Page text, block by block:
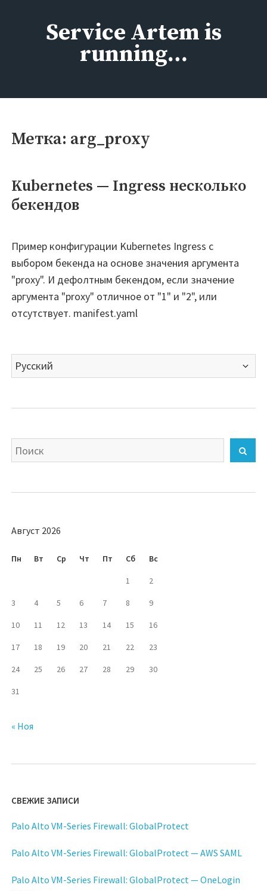
содержимомуService Artem is
running…
Метка: arg_proxy
Kubernetes — Ingress несколько
бекендов
Пример конфигурации Kubernetes Ingress с
выбором бекенда на основе значения аргумента
"proxy". И дефолтным бекендом, если значение
аргумента "proxy" отличное от "1" и "2", или
отсутствует. manifest.yaml
Выбрать
язык
Искать
Август 2026
Пн Вт Ср Чт Пт Сб Вс
1 2
3 4 5 6 7 8 9
10 11 12 13 14 15 16
17 18 19 20 21 22 23
24 25 26 27 28 29 30
31
« Ноя
СВЕЖИЕ ЗАПИСИ
Palo Alto VM-Series Firewall: GlobalProtect
Palo Alto VM-Series Firewall: GlobalProtect — AWS SAML
Palo Alto VM-Series Firewall: GlobalProtect — OneLogin